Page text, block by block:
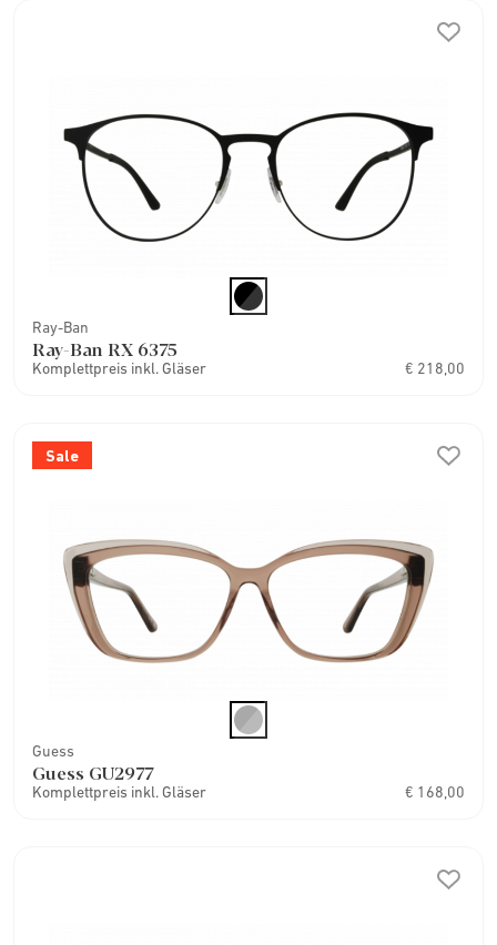
Ray-Ban
Ray-Ban RX 6375
Komplettpreis inkl. Gläser € 218,00
Sale
Guess
Guess GU2977
Komplettpreis inkl. Gläser € 168,00